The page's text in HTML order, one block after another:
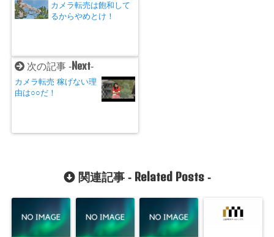
カメラ転売は飽和して
るからやめとけ！
次の記事 - Next-
カメラ転売 稼げない理
由は○○だ！
関連記事 - Related Posts-